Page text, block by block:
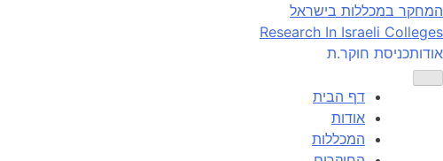
Skip
to
content
המחקר במכללות בישראל
Research In Israeli Colleges
אודותכניסת חוקר.ת
דף הבית
אודות
המכללות